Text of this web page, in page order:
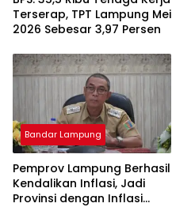
Terserap, TPT Lampung Mei
2026 Sebesar 3,97 Persen
Bandar Lampung
Pemprov Lampung Berhasil
Kendalikan Inflasi, Jadi
Provinsi dengan Inflasi